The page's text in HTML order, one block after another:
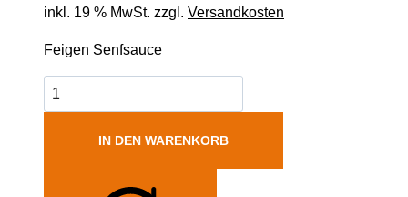
inkl. 19 % MwSt. zzgl. Versandkosten
Feigen Senfsauce
IN DEN WARENKORB